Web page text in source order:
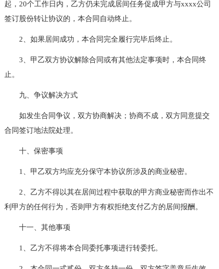
起，20个工作日内，乙方仍未完成居间任务促成甲方与xxxx公司
签订股份转让协议的，本合同自动终止。
2、如果居间成功，本合同完全履行完毕后终止。
3、甲乙双方协议解除合同或有其他法定事项时，本合同终
止。
九、争议解决方式
如发生合同争议，双方协商解决；协商不成，双方同意提交
合同签订地法院处理。
十、保密事项
1、甲乙双方均应充分保守本协议所涉及的商业秘密。
2、乙方不得以其在居间过程中获取的甲方商业秘密而作出不
利甲方的任何行为，否则甲方有权拒绝支付乙方的居间报酬。
十一、其他事项
1、乙方不得将本合同委托事项进行转委托。